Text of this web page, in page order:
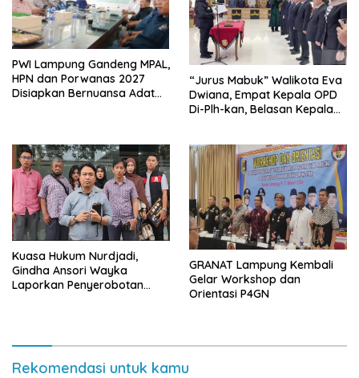
PWI Lampung Gandeng MPAL,
HPN dan Porwanas 2027
Disiapkan Bernuansa Adat
“Jurus Mabuk” Walikota Eva
Dwiana, Empat Kepala OPD
Di-Plh-kan, Belasan Kepala
Kuasa Hukum Nurdjadi,
Gindha Ansori Wayka
Laporkan Penyerobotan
GRANAT Lampung Kembali
Gelar Workshop dan
Orientasi P4GN
Rekomendasi untuk kamu